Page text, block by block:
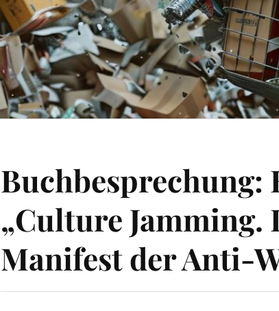
Buchbesprechung:
„Culture Jamming.
Manifest der Anti-